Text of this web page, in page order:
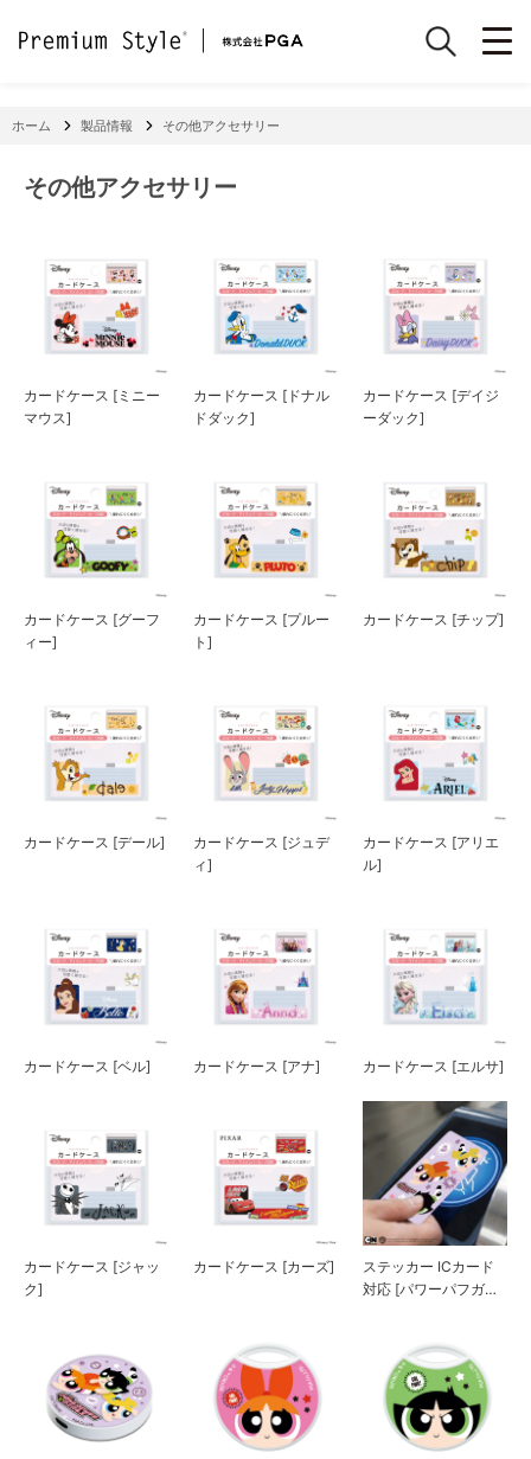
ホーム 製品情報 その他アクセサリー
その他アクセサリー
カードケース [ミニー
マウス]
カードケース [ドナル
ドダック]
カードケース [デイジ
ーダック]
カードケース [グーフ
ィー]
カードケース [プルー
ト]
カードケース [チップ]
カードケース [デール]
カードケース [ジュデ
ィ]
カードケース [アリエ
ル]
カードケース [ベル] カードケース [アナ] カードケース [エルサ]
カードケース [ジャッ
ク]
カードケース [カーズ]
ステッカー ICカード
対応 [パワーパフガー